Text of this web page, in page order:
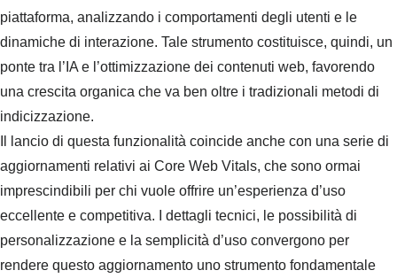
piattaforma, analizzando i comportamenti degli utenti e le
dinamiche di interazione. Tale strumento costituisce, quindi, un
ponte tra l’IA e l’ottimizzazione dei contenuti web, favorendo
una crescita organica che va ben oltre i tradizionali metodi di
indicizzazione.
Il lancio di questa funzionalità coincide anche con una serie di
aggiornamenti relativi ai Core Web Vitals, che sono ormai
imprescindibili per chi vuole offrire un’esperienza d’uso
eccellente e competitiva. I dettagli tecnici, le possibilità di
personalizzazione e la semplicità d’uso convergono per
rendere questo aggiornamento uno strumento fondamentale